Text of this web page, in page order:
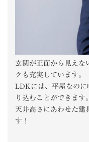
玄関が正面から見えな
クも充実しています。
LDKには、平屋なのに
り込むことができます。
天井高さにあわせた建
す！